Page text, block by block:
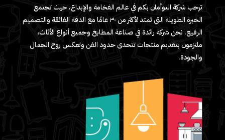
ترحب شركة التوأمان بكم في عالم الفخامة والإبداع، حيث تجتمع
الخبرة الطويلة التي تمتد لأكثر من ٣٠ عامًا مع الدقة الفائقة والتصميم
الرفيع. نحن شركة رائدة في صناعة المطابخ وجميع أنواع الأثاث،
ملتزمون بتقديم منتجات تتحدى حدود الفن وتعكس روح الجمال
والجودة.